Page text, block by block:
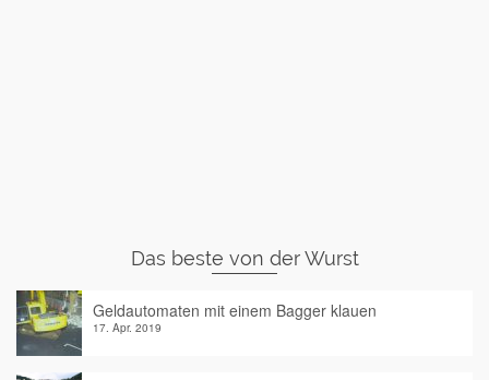
Das beste von der Wurst
Geldautomaten mit einem Bagger klauen
17. Apr. 2019